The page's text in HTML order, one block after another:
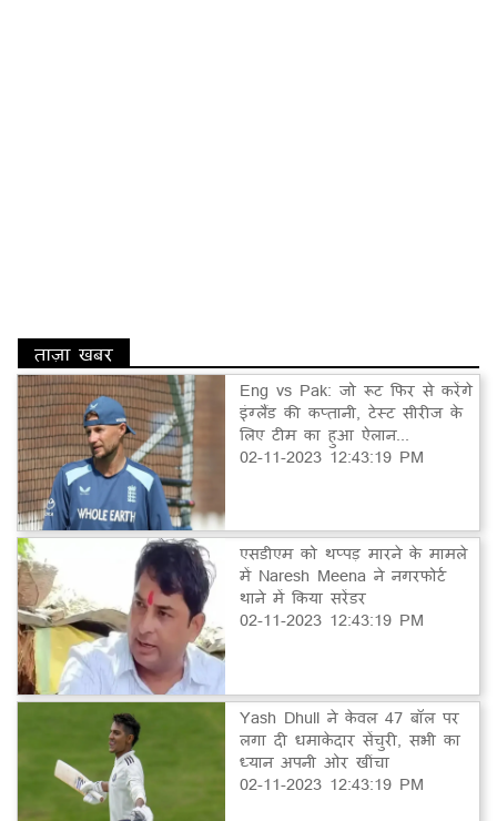
ताज़ा खबर
Eng vs Pak: जो रूट फिर से करेंगे
इंग्लैंड की कप्तानी, टेस्ट सीरीज के
लिए टीम का हुआ ऐलान...
02-11-2023 12:43:19 PM
एसडीएम को थप्पड़ मारने के मामले
में Naresh Meena ने नगरफोर्ट
थाने में किया सरेंडर
02-11-2023 12:43:19 PM
Yash Dhull ने केवल 47 बॉल पर
लगा दी धमाकेदार सेंचुरी, सभी का
ध्यान अपनी ओर खींचा
02-11-2023 12:43:19 PM